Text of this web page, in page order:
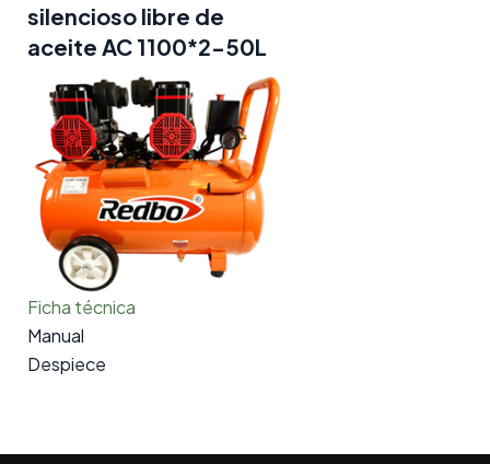
silencioso libre de
aceite AC 1100*2-50L
Ficha técnica
Manual
Despiece